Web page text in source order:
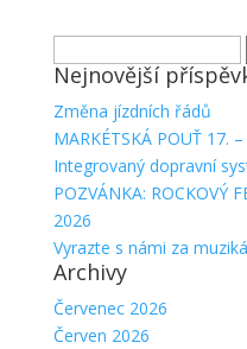
Nejnovější
Změna jízdních řádů
MARKÉTSKÁ POUŤ 17.
Integrovaný dopravní
POZVÁNKA: ROCKOVÝ
2026
Vyrazte s námi za
Archivy
Červenec 2026
Červen 2026